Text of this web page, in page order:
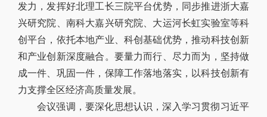
发力，发挥好北理工长三院平台优势，同步推进浙大嘉
兴研究院、南科大嘉兴研究院、大运河长虹实验室等科
创平台，依托本地产业、科创基础优势，推动科技创新
和产业创新深度融合。要量力而行、尽力而为，坚持做
成一件、巩固一件，保障工作落地落实，以科技创新有
力支撑全区经济高质量发展。
会议强调，要深化思想认识，深入学习贯彻习近平